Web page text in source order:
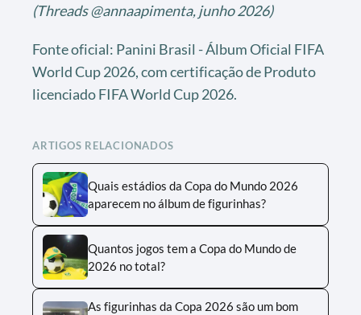
(Threads @annaapimenta, junho 2026)
Fonte oficial: Panini Brasil - Álbum Oficial FIFA
World Cup 2026, com certificação de Produto
licenciado FIFA World Cup 2026.
ARTIGOS RELACIONADOS
Quais estádios da Copa do Mundo 2026
aparecem no álbum de figurinhas?
Quantos jogos tem a Copa do Mundo de
2026 no total?
As figurinhas da Copa 2026 são um bom